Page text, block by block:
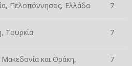
Πελοπόννησος, Ελλάδα 7
Τουρκία 7
και Θράκη,
7